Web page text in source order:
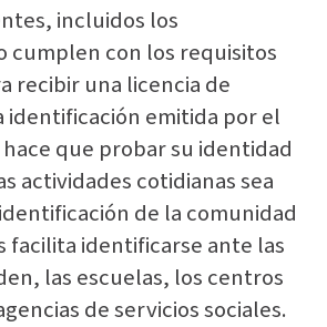
incluidos los
cumplen con los requisitos
recibir una licencia de
identificación emitida por el
que probar su identidad
actividades cotidianas sea
de la comunidad
facilita identificarse ante las
las escuelas, los centros
de servicios sociales.